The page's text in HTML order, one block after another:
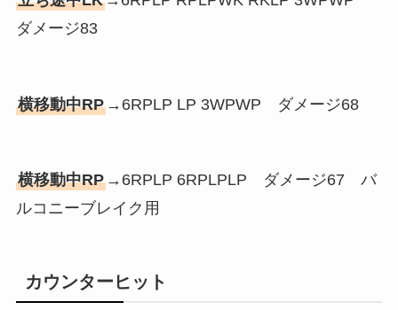
ダメージ83
横移動中RP→6RPLP LP 3WPWP ダメージ68
横移動中RP→6RPLP 6RPLPLP ダメージ67 バ
ルコニーブレイク用
カウンターヒット